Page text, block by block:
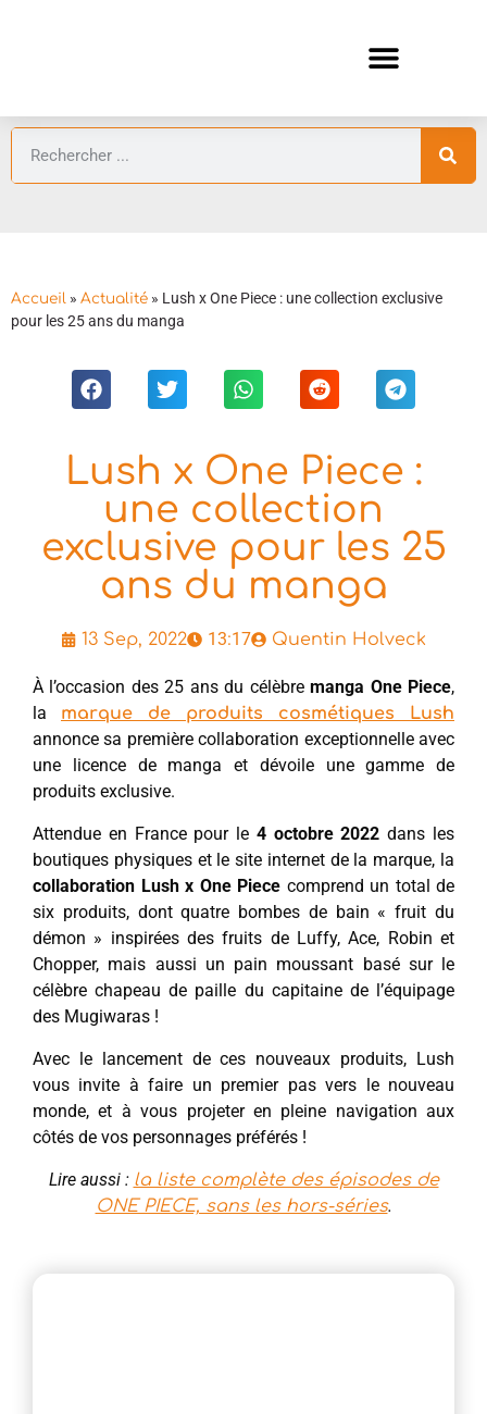
Accueil » Actualité » Lush x One Piece : une collection exclusive
pour les 25 ans du manga
Lush x One Piece :
une collection
exclusive pour les 25
ans du manga
13 Sep, 2022 13:17 Quentin Holveck
À l’occasion des 25 ans du célèbremanga One Piece,
la marque de produits cosmétiques Lush
annonce sa première collaboration exceptionnelle avec
une licence de manga et dévoile une gamme de
produits exclusive.
Attendue en France pour le 4 octobre 2022 dans les
boutiques physiques et le site internet de la marque, la
collaboration Lush x One Piece comprend un total de
six produits, dont quatre bombes de bain « fruit du
démon » inspirées des fruits de Luffy, Ace, Robin et
Chopper, mais aussi un pain moussant basé sur le
célèbre chapeau de paille du capitaine de l’équipage
des Mugiwaras !
Avec le lancement de ces nouveaux produits, Lush
vous invite à faire un premier pas vers le nouveau
monde, et à vous projeter en pleine navigation aux
côtés de vos personnages préférés !
Lire aussi : la liste complète des épisodes de
ONE PIECE, sans les hors-séries.